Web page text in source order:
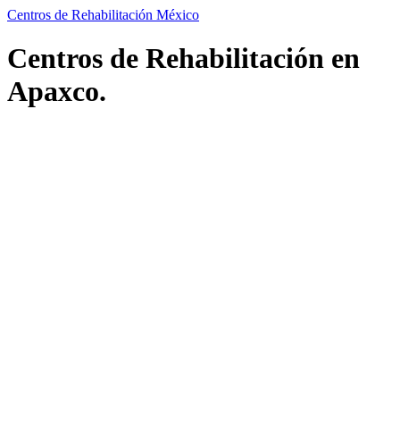
Centros de Rehabilitación México
Centros de Rehabilitación en
Apaxco.